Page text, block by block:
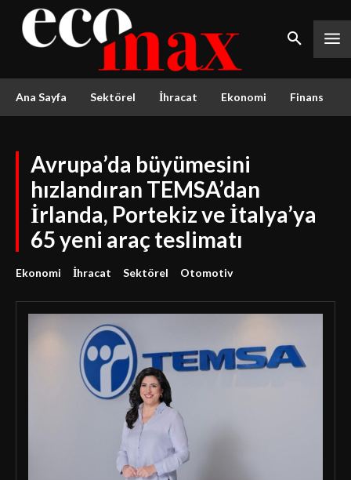
Ana Sayfa Sektörel İhracat Ekonomi Finans
Avrupa’da büyümesini
hızlandıran TEMSA’dan
İrlanda, Portekiz ve İtalya’ya
65 yeni araç teslimatı
Ekonomi İhracat Sektörel Otomotiv